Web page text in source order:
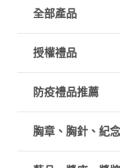
全部產品
授權禮品
防疫禮品推薦
胸章、胸針、紀